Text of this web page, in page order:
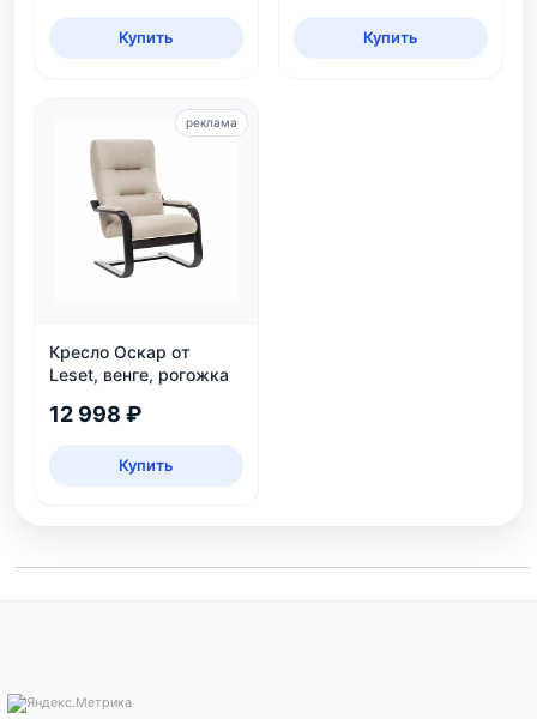
Купить Купить
Кресло Оскар от
Leset, венге, рогожка
12 998 ₽
Купить
реклама